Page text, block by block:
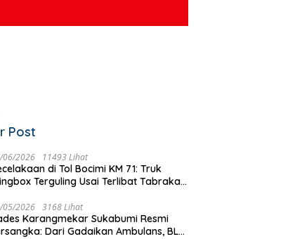
RI ke-81, Polsek
Nasi Kotak
Merah Putih
Berkah
Narkoba, Wabup Sukabumi
Tegaskan Narkoba Musuh
Post
06/2026 11493 Lihat
di Tol Bocimi KM 71: Truk
Terguling Usai Terlibat Tabrakan
05/2026 3168 Lihat
Karangmekar Sukabumi Resmi
Dari Gadaikan Ambulans, BLT